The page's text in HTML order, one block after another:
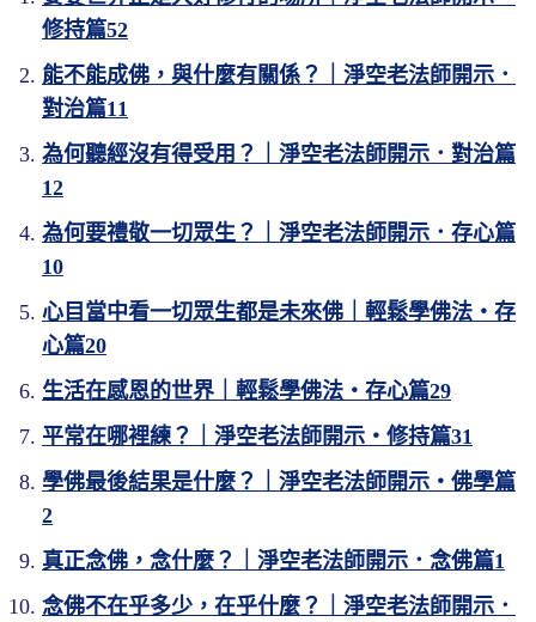
修持篇52
能不能成佛，與什麼有關係？｜淨空老法師開示．
對治篇11
為何聽經沒有得受用？｜淨空老法師開示．對治篇
12
為何要禮敬一切眾生？｜淨空老法師開示．存心篇
10
心目當中看一切眾生都是未來佛｜輕鬆學佛法・存
心篇20
生活在感恩的世界｜輕鬆學佛法・存心篇29
平常在哪裡練？｜淨空老法師開示・修持篇31
學佛最後結果是什麼？｜淨空老法師開示・佛學篇
2
真正念佛，念什麼？｜淨空老法師開示．念佛篇1
念佛不在乎多少，在乎什麼？｜淨空老法師開示．